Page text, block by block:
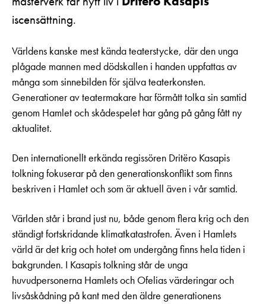
iscensättning.
Världens kanske mest kända teaterstycke, där den unga
plågade mannen med dödskallen i handen uppfattas av
många som sinnebilden för själva teaterkonsten.
Generationer av teatermakare har förmått tolka sin samtid
genom Hamlet och skådespelet har gång på gång fått ny
aktualitet.
Den internationellt erkända regissören Dritëro Kasapis
tolkning fokuserar på den generationskonflikt som finns
beskriven i Hamlet och som är aktuell även i vår samtid.
Världen står i brand just nu, både genom flera krig och den
ständigt fortskridande klimatkatastrofen. Även i Hamlets
värld är det krig och hotet om undergång finns hela tiden i
bakgrunden. I Kasapis tolkning står de unga
huvudpersonerna Hamlets och Ofelias värderingar och
livsåskådning på kant med den äldre generationens